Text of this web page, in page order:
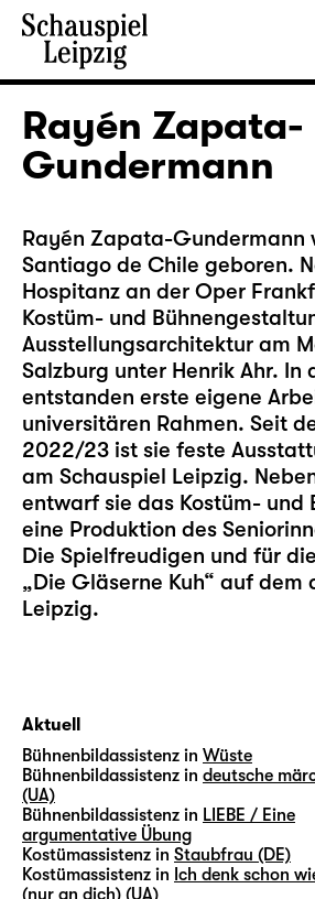
Rayén Zapata-
Gundermann
Rayén Zapata-Gundermann
Santiago de Chile geboren.
Hospitanz an der Oper
Kostüm- und
Ausstellungsarchitektur am
Salzburg unter Henrik Ahr. In
entstanden erste eigene
universitären Rahmen. Seit
2022/23 ist sie feste
am Schauspiel Leipzig.
entwarf sie das Kostüm- und
eine Produktion des
Die Spielfreudigen und für
„Die Gläserne Kuh“ auf dem
Leipzig.
Aktuell
Bühnenbildassistenz in Wüste
Bühnenbildassistenz in deutsche
(UA)
Bühnenbildassistenz in LIEBE / Eine
argumentative Übung
Kostümassistenz in Staubfrau (DE)
Kostümassistenz in Ich denk schon
(nur an dich) (UA)